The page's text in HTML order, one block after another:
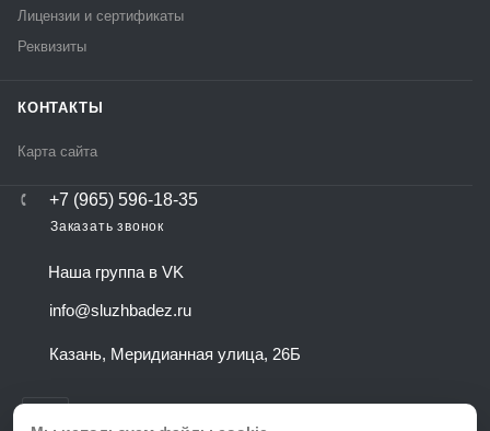
Лицензии и сертификаты
Реквизиты
КОНТАКТЫ
Карта сайта
+7 (965) 596-18-35
Заказать звонок
Наша группа в VK
info@sluzhbadez.ru
Казань, Меридианная улица, 26Б
тариф именно для Вас!